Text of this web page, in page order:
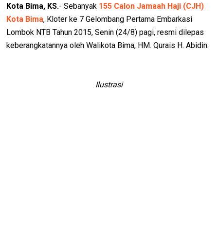
Kota Bima, KS.- Sebanyak 155 Calon Jamaah Haji (CJH)
Kota Bima, Kloter ke 7 Gelombang Pertama Embarkasi
Lombok NTB Tahun 2015, Senin (24/8) pagi, resmi dilepas
keberangkatannya oleh Walikota Bima, HM. Qurais H. Abidin.
Ilustrasi